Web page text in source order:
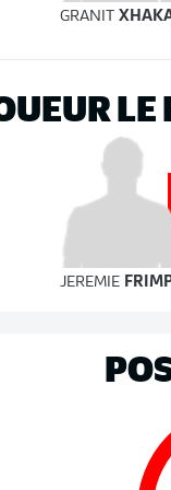
GRANIT
JEREMIE